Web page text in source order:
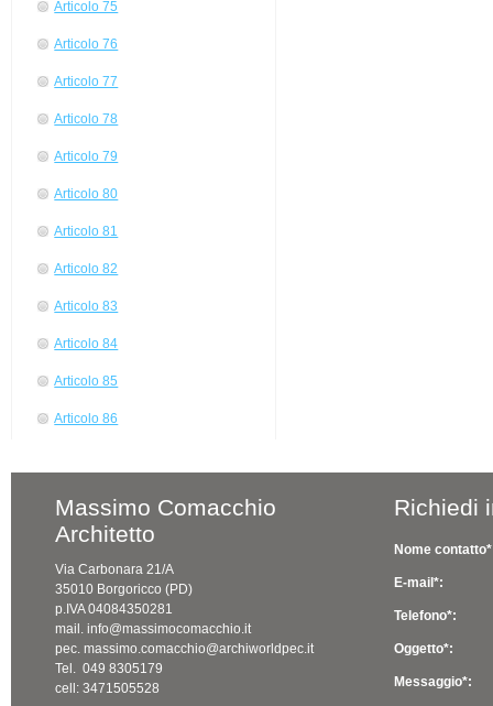
Articolo 75
Articolo 76
Articolo 77
Articolo 78
Articolo 79
Articolo 80
Articolo 81
Articolo 82
Articolo 83
Articolo 84
Articolo 85
Articolo 86
Massimo Comacchio
Architetto
Via Carbonara 21/A
35010 Borgoricco (PD)
p.IVA 04084350281
mail. info@massimocomacchio.it
pec. massimo.comacchio@archiworldpec.it
Tel. 049 8305179
cell: 3471505528
Richiedi
Nome
E-mail*:
Telefono*:
Oggetto*:
Messaggio*: